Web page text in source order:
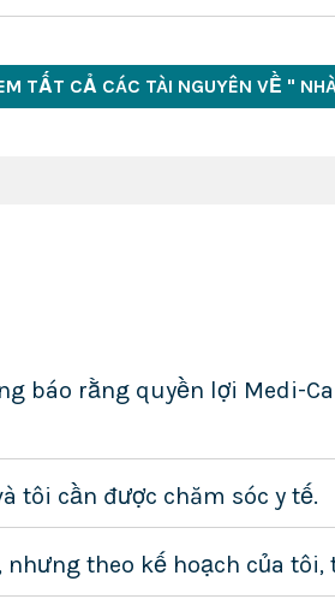
TẤT CẢ CÁC TÀI NGUYÊN VỀ "
báo rằng quyền lợi Medi-
tôi cần được chăm sóc y tế.
theo kế hoạch của tôi,